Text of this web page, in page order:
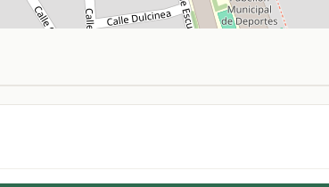
de Calatrava, Ciudad Real. Coordenadas: